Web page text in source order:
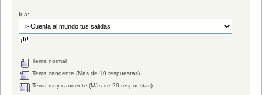
Ir a:
Tema normal
Tema candente (Más de 10 respuestas)
Tema muy candente (Más de 20 respuestas)